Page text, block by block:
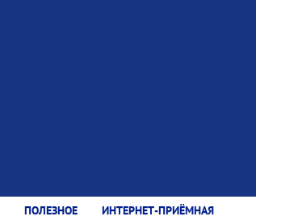
ПОЛЕЗНОЕ
ИНТЕРНЕТ-ПРИЁМНАЯ